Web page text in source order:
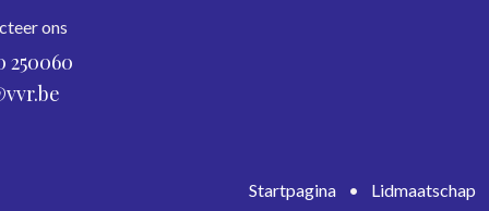
ons
250060
Startpagina • Lidmaatschap